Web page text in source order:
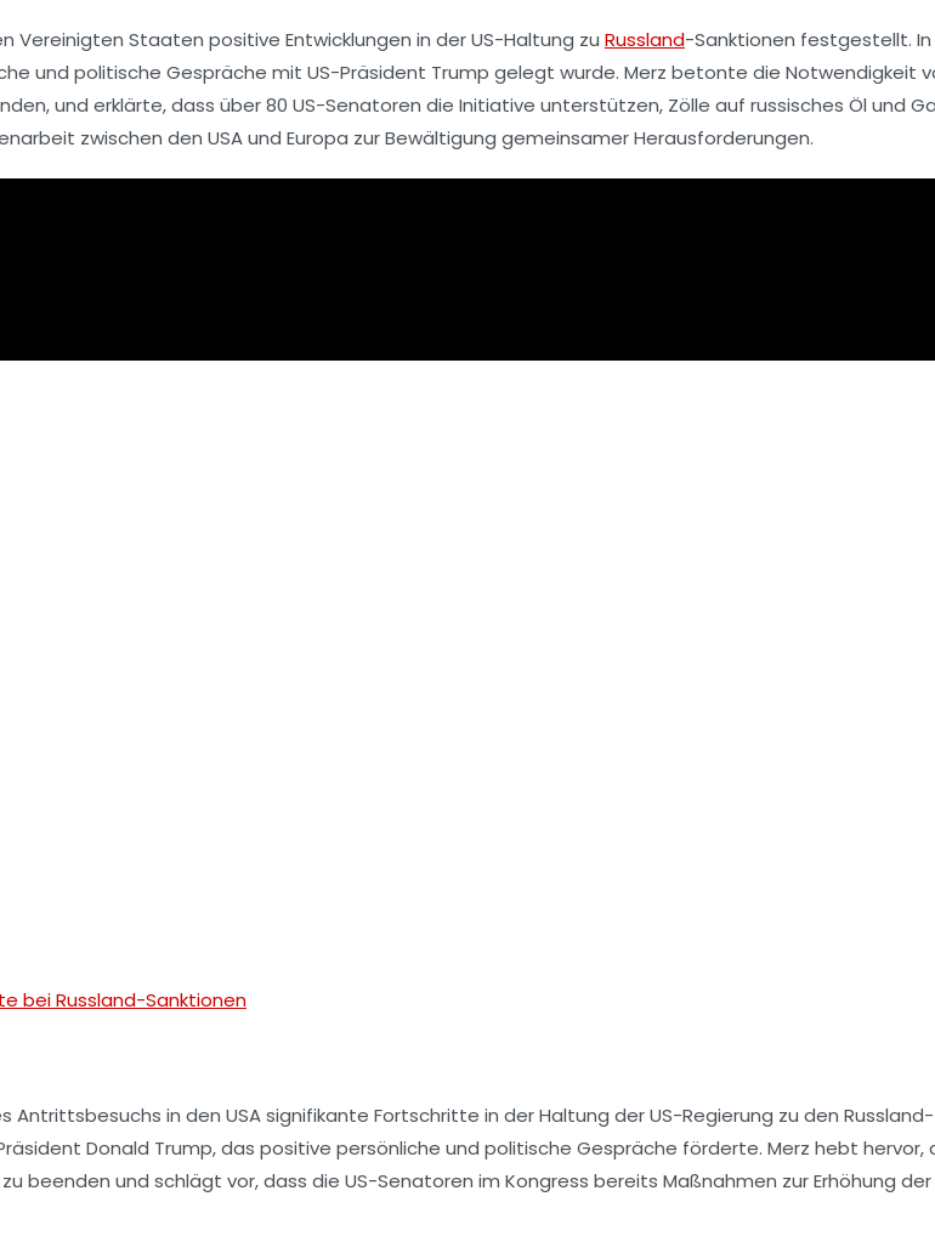
Vereinigten Staaten positive Entwicklungen in derUS-Haltung zu Russland-Sanktionen festgestellt. In
und politische Gespräche mit US-Präsident Trump gelegt wurde. Merz betonte die Notwendigkeit
und erklärte, dass über80 US-Senatoren die Initiative unterstützen, Zölle auf russisches Öl und
zwischen den USA und Europa zur Bewältigung gemeinsamer Herausforderungen.
bei Russland-Sanktionen
Antrittsbesuchs in den USA signifikante Fortschritte in der Haltung der US-Regierung zu den Russland-
Donald Trump, das positive persönliche und politische Gespräche förderte. Merz hebt hervor,
beenden und schlägt vor, dass die US-Senatoren im Kongress bereits Maßnahmen zur Erhöhung der